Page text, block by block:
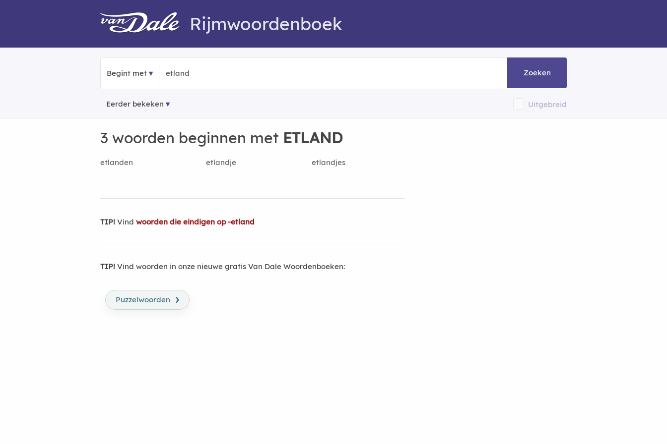
Rijmwoordenboek
Begint met Zoeken
Eerder bekeken Uitgebreid
3 woorden beginnen met ETLAND
etlanden etlandje etlandjes
TIP! Vind woorden die eindigen op -etland
TIP! Vind woorden in onze nieuwe gratis Van Dale Woordenboeken:
Puzzelwoorden ›